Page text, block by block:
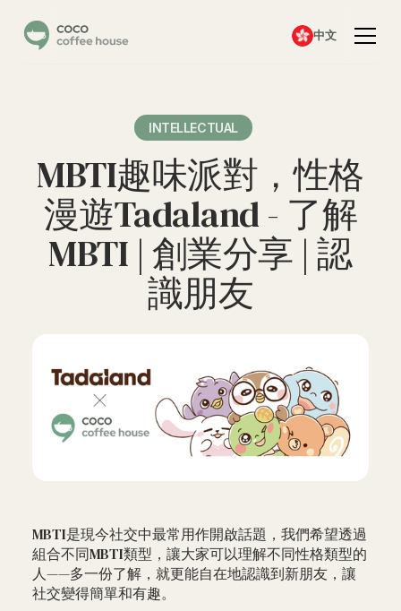
中文
INTELLECTUAL
MBTI趣味派對，性格
漫遊Tadaland - 了解
MBTI | 創業分享 | 認
識朋友
MBTI是現今社交中最常用作開啟話題，我們希望透過
組合不同MBTI類型，讓大家可以理解不同性格類型的
人——多一份了解，就更能自在地認識到新朋友，讓
社交變得簡單和有趣。